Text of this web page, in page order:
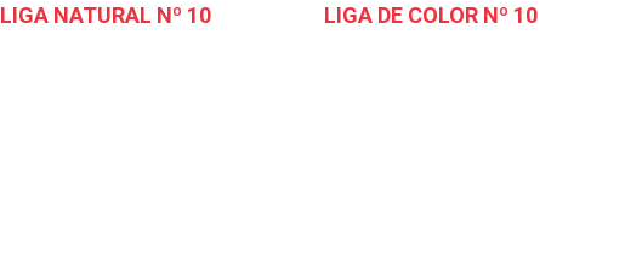
LIGA NATURAL Nº 10 LIGA DE COLOR Nº 10